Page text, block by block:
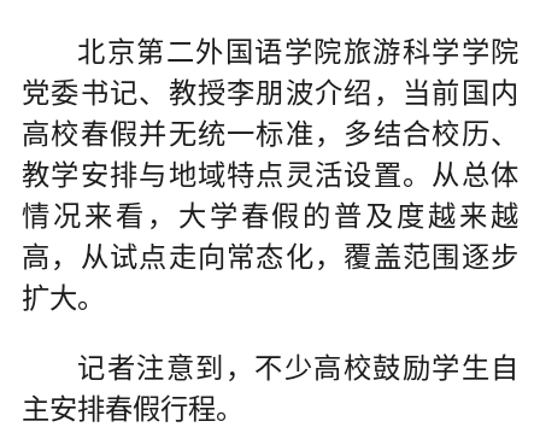
北京第二外国语学院旅游科学学院
党委书记、教授李朋波介绍，当前国内
高校春假并无统一标准，多结合校历、
教学安排与地域特点灵活设置。从总体
情况来看，大学春假的普及度越来越
高，从试点走向常态化，覆盖范围逐步
扩大。
记者注意到，不少高校鼓励学生自
主安排春假行程。